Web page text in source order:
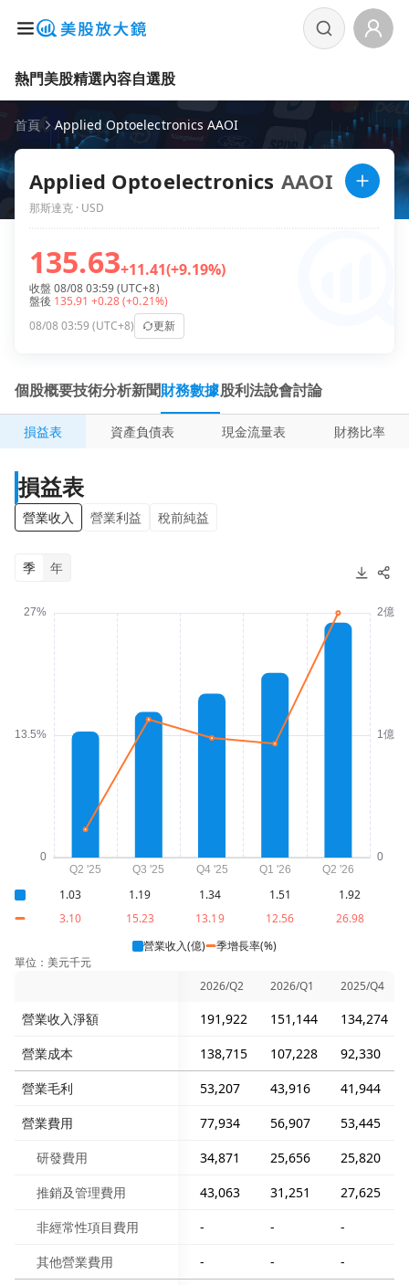
熱門美股精選內容自選股
首頁 Applied Optoelectronics AAOI
Applied Optoelectronics AAOI
那斯達克 · USD
135.63+11.41(+9.19%)
收盤 08/08 03:59 (UTC+8)
盤後 135.91+0.28(+0.21%)
08/08 03:59 (UTC+8)
更新
個股概要技術分析新聞財務數據股利法說會討論
損益表 資產負債表 現金流量表 財務比率
損益表
營業收入 營業利益 稅前純益
季 年
1.03 1.19 1.34 1.51
1.92
3.10
15.23 13.19 12.56
26.98
營業收入(億)
季增長率(%)
單位：美元千元
2026/Q2
2026/Q1 2025/Q4
營業收入淨額 191,922 151,144
134,274
營業成本
138,715 107,228
92,330
營業毛利
53,207 43,916
41,944
營業費用
77,934 56,907
53,445
研發費用
34,871 25,656
25,820
推銷及管理費用
43,063 31,251
27,625
非經常性項目費用
- -
-
其他營業費用
- -
-